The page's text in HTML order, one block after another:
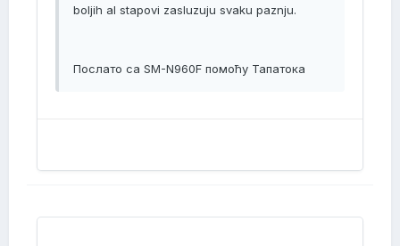
boljih al stapovi zasluzuju svaku paznju.
Послато са SM-N960F помоћу Тапатока